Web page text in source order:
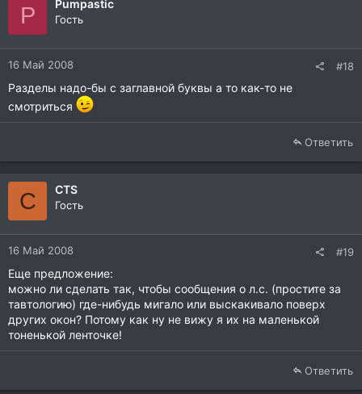
P Pumpastic
Гость
16 Май 2008 #18
Разделы надо-бы с заглавной буквы а то как-то не
смотриться
Ответить
C CTS
Гость
16 Май 2008 #19
Еще предложение:
можно ли сделать так, чтобы сообщения о л.с. (простите за
тавтологию) где-нибудь мигало или выскакивало поверх
других окон? Потому как ну не вижу я их на маленькой
тоненькой ленточке!
Ответить